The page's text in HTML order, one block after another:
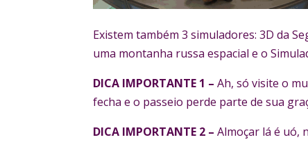
Existem também 3 simuladores: 3D da
uma montanha russa espacial e o
DICA IMPORTANTE 1 –Ah, só visite o
fecha e o passeio perde parte de sua
DICA IMPORTANTE 2 –Almoçar lá é uó,